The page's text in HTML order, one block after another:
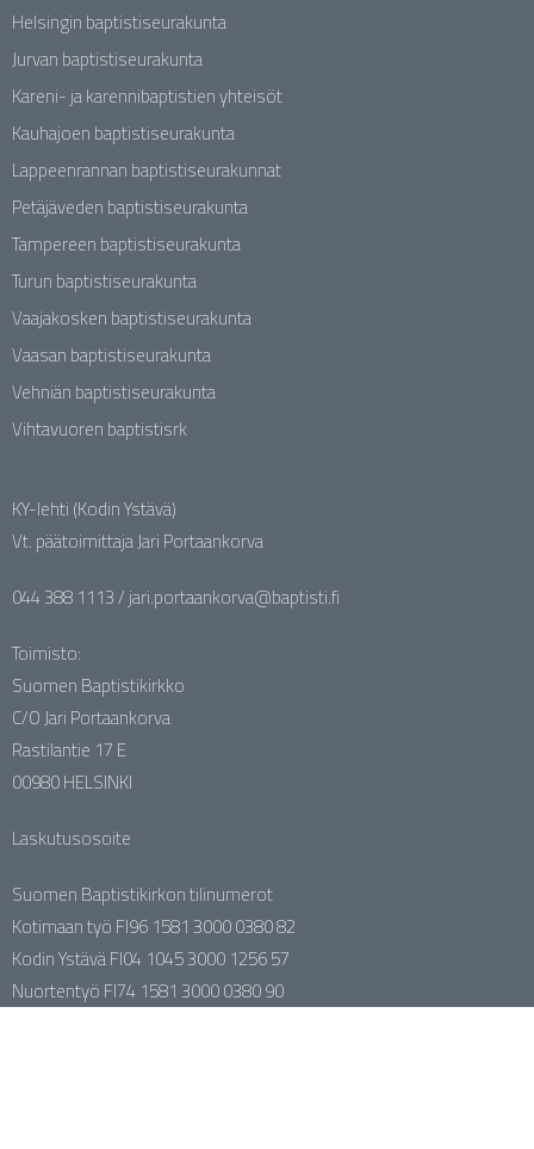
Helsingin baptistiseurakunta
Jurvan baptistiseurakunta
Kareni- ja karennibaptistien yhteisöt
Kauhajoen baptistiseurakunta
Lappeenrannan baptistiseurakunnat
Petäjäveden baptistiseurakunta
Tampereen baptistiseurakunta
Turun baptistiseurakunta
Vaajakosken baptistiseurakunta
Vaasan baptistiseurakunta
Vehniän baptistiseurakunta
Vihtavuoren baptistisrk
KY-lehti (Kodin Ystävä)
Vt. päätoimittaja Jari Portaankorva
044 388 1113 / jari.portaankorva@baptisti.fi
Toimisto:
Suomen Baptistikirkko
C/O Jari Portaankorva
Rastilantie 17 E
00980 HELSINKI
Laskutusosoite
Suomen Baptistikirkon tilinumerot
Kotimaan työ FI96 1581 3000 0380 82
Kodin Ystävä FI04 1045 3000 1256 57
Nuortentyö FI74 1581 3000 0380 90